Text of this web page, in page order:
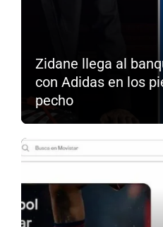
Zidane llega al
con Adidas en los
pecho